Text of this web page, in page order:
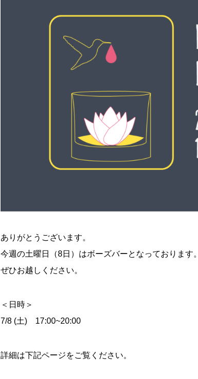
ありがとうございます。
今週の土曜日（8日）はボーズバーとなっております。
ぜひお越しください。
＜日時＞
7/8 (土) 17:00~20:00
詳細は下記ページをご覧ください。